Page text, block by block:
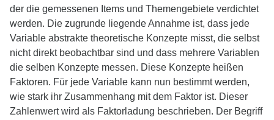
der die gemessenen Items und Themengebiete verdichtet
werden. Die zugrunde liegende Annahme ist, dass jede
Variable abstrakte theoretische Konzepte misst, die selbst
nicht direkt beobachtbar sind und dass mehrere Variablen
die selben Konzepte messen. Diese Konzepte heißen
Faktoren. Für jede Variable kann nun bestimmt werden,
wie stark ihr Zusammenhang mit dem Faktor ist. Dieser
Zahlenwert wird als Faktorladung beschrieben. Der Begriff